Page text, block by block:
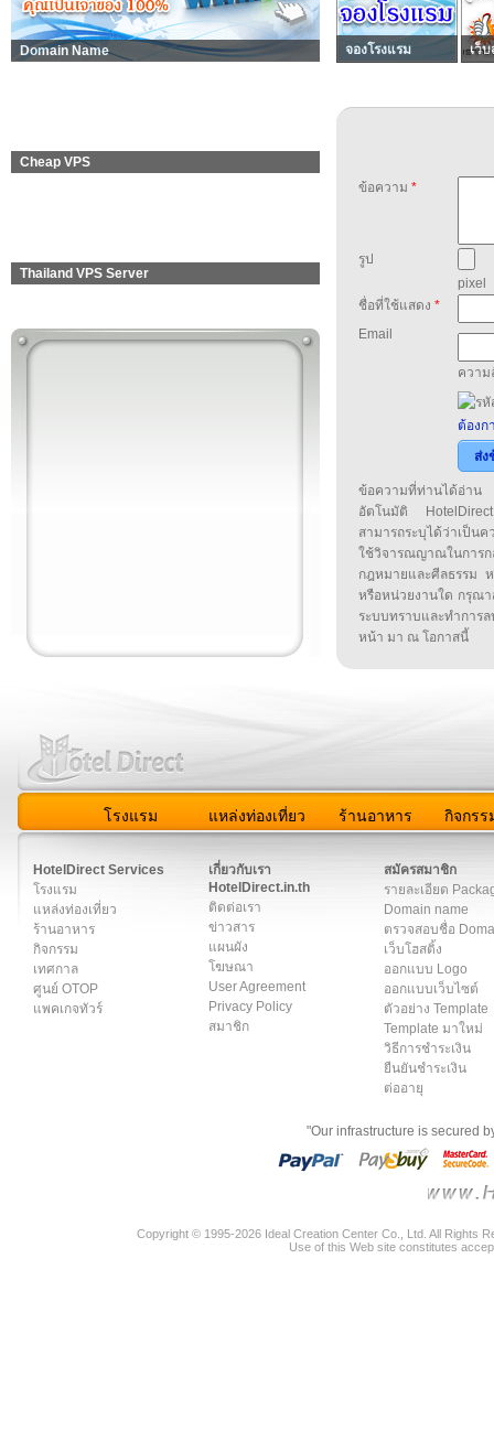
Domain Name
Cheap VPS
Thailand VPS Server
จองโรงแรม เว็บ
ข้อความ *
รูป
pixel
ชื่อที่ใช้แสดง *
Email
ความ
ต้องก
ส่ง
ข้อความที่ท่านได้อ่าน
อัตโนมัติ
สามารถระบุได้ว่าเป็น
ใช้วิจารณญาณในกา
กฎหมายและศีลธรรม
หรือหน่วยงานใด กรุณา
ระบบทราบและทำกา
หน้า มา ณ โอกาสนี้
โรงแรม แหล่งท่องเที่ยว ร้านอาหาร กิจกรร
HotelDirect Services
โรงแรม
แหล่งท่องเที่ยว
ร้านอาหาร
กิจกรรม
เทศกาล
ศูนย์ OTOP
แพคเกจทัวร์
เกี่ยวกับเรา
HotelDirect.in.th
ติดต่อเรา
ข่าวสาร
แผนผัง
โฆษณา
User Agreement
Privacy Policy
สมาชิก
สมัครสมาชิก
รายละเอียด
Domain name
ตรวจสอบชื่อ
เว็บโฮสติ้ง
ออกแบบ Logo
ออกแบบเว็บไซต์
ตัวอย่าง Template
Template มาใหม่
วิธีการชำระเงิน
ยืนยันชำระเงิน
ต่ออายุ
"Our infrastructure is secured
Copyright © 1995-2026 Ideal Creation Center Co., Ltd. All Rights
Use of this Web site constitutes